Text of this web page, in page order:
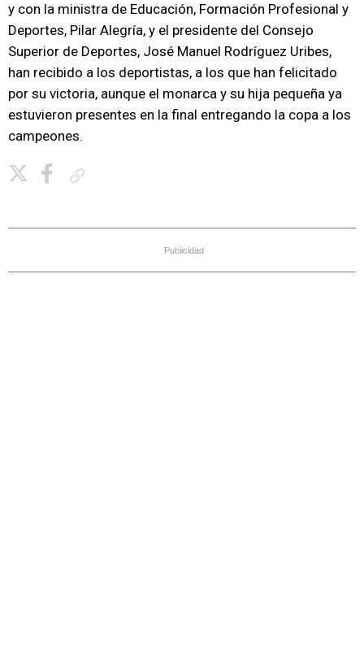
y con la ministra de Educación, Formación Profesional y
Deportes, Pilar Alegría, y el presidente del Consejo
Superior de Deportes, José Manuel Rodríguez Uribes,
han recibido a los deportistas, a los que han felicitado
por su victoria, aunque el monarca y su hija pequeña ya
estuvieron presentes en la final entregando la copa a los
campeones.
Publicidad